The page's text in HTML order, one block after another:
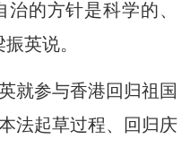
治的方针是科学的、
英说。
参与香港回归祖国
法起草过程、回归庆